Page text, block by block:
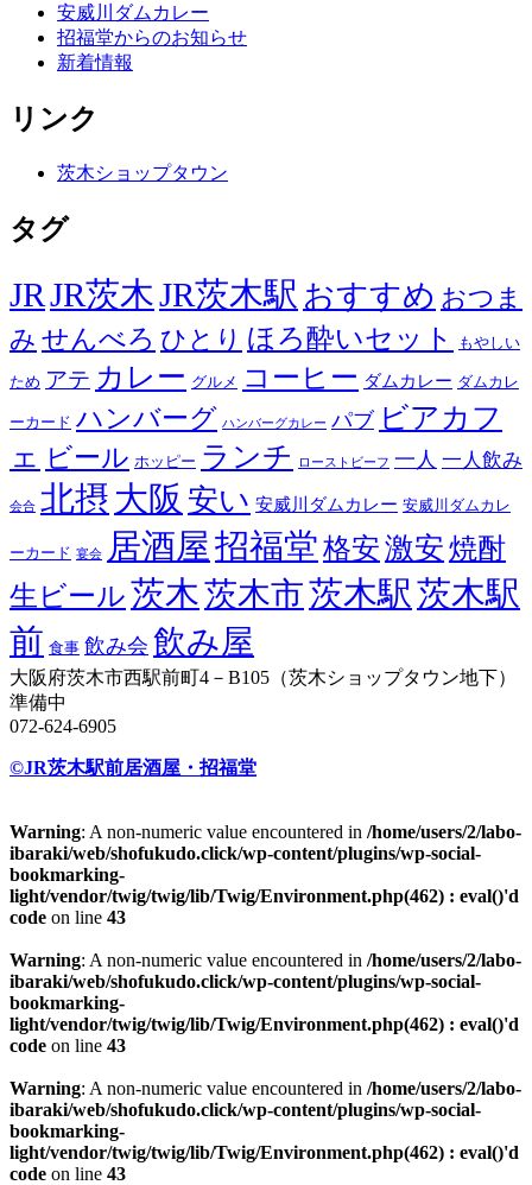
安威川ダムカレー
招福堂からのお知らせ
新着情報
リンク
茨木ショップタウン
タグ
JRJR茨木JR茨木駅 おすすめ おつま
み せんべろ ひとり ほろ酔いセット もやしい
ため アテ カレー グルメ コーヒー ダムカレー ダムカレ
ーカード ハンバーグ ハンバーグカレー パブ ビアカフ
ェ ビール ホッピー ランチ ローストビーフ 一人 一人飲み
会合 北摂 大阪 安い 安威川ダムカレー 安威川ダムカレ
ーカード 宴会 居酒屋招福堂格安激安焼酎
生ビール茨木茨木市茨木駅 茨木駅
前 食事 飲み会 飲み屋
大阪府茨木市西駅前町4－B105（茨木ショップタウン地下）
準備中
072-624-6905
©JR茨木駅前居酒屋・招福堂
Warning: A non-numeric value encountered in /home/users/2/labo-
ibaraki/web/shofukudo.click/wp-content/plugins/wp-social-
bookmarking-
light/vendor/twig/twig/lib/Twig/Environment.php(462) : eval()'d
code on line 43
Warning: A non-numeric value encountered in /home/users/2/labo-
ibaraki/web/shofukudo.click/wp-content/plugins/wp-social-
bookmarking-
light/vendor/twig/twig/lib/Twig/Environment.php(462) : eval()'d
code on line 43
Warning: A non-numeric value encountered in /home/users/2/labo-
ibaraki/web/shofukudo.click/wp-content/plugins/wp-social-
bookmarking-
light/vendor/twig/twig/lib/Twig/Environment.php(462) : eval()'d
code on line 43